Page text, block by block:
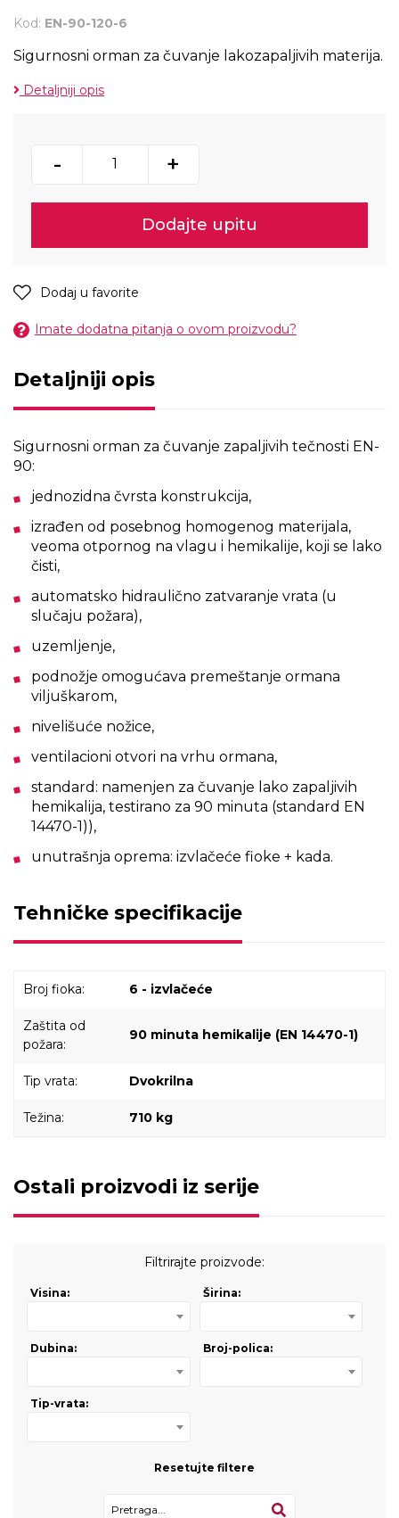
Kod: EN-90-120-6
Sigurnosni orman za čuvanje lakozapaljivih materija.
Detaljniji opis
- +
Dodajte upitu
Dodaj u favorite
Imate dodatna pitanja o ovom proizvodu?
Detaljniji opis
Sigurnosni orman za čuvanje zapaljivih tečnosti EN-
90:
jednozidna čvrsta konstrukcija,
izrađen od posebnog homogenog materijala,
veoma otpornog na vlagu i hemikalije, koji se lako
čisti,
automatsko hidraulično zatvaranje vrata (u
slučaju požara),
uzemljenje,
podnožje omogućava premeštanje ormana
viljuškarom,
nivelišuće nožice,
ventilacioni otvori na vrhu ormana,
standard: namenjen za čuvanje lako zapaljivih
hemikalija, testirano za 90 minuta (standard EN
14470-1)),
unutrašnja oprema: izvlačeće fioke + kada.
Tehničke specifikacije
Broj fioka: 6 - izvlačeće
Zaštita od
požara:
90 minuta hemikalije (EN 14470-1)
Tip vrata: Dvokrilna
Težina: 710 kg
Ostali proizvodi iz serije
Filtrirajte proizvode:
Visina: Širina:
Dubina: Broj-polica:
Tip-vrata:
Resetujte filtere